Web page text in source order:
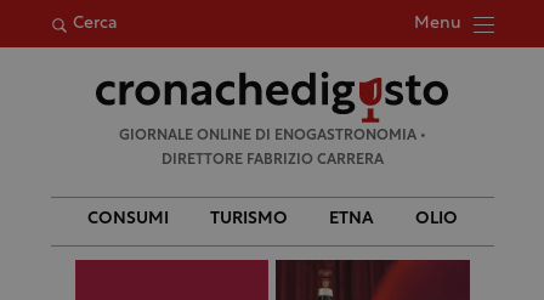
Cerca Menu
per:
GIORNALE ONLINE DI ENOGASTRONOMIA •
DIRETTORE FABRIZIO CARRERA
CONSUMI TURISMO ETNA OLIO